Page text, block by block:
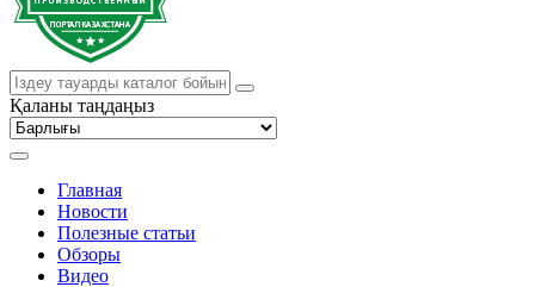
Қаланы таңдаңыз
Главная
Новости
Полезные статьи
Обзоры
Видео